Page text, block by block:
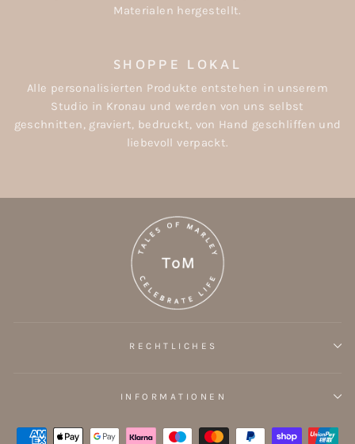
Materialen hergestellt.
SHOPPE LOKAL
Alle personalisierten Produkte entstehen in unserem
Studio in Kronau und werden von uns selbst
geschnitten, graviert, bedruckt, von Hand geschliffen und
liebevoll verpackt.
RECHTLICHES
INFORMATIONEN